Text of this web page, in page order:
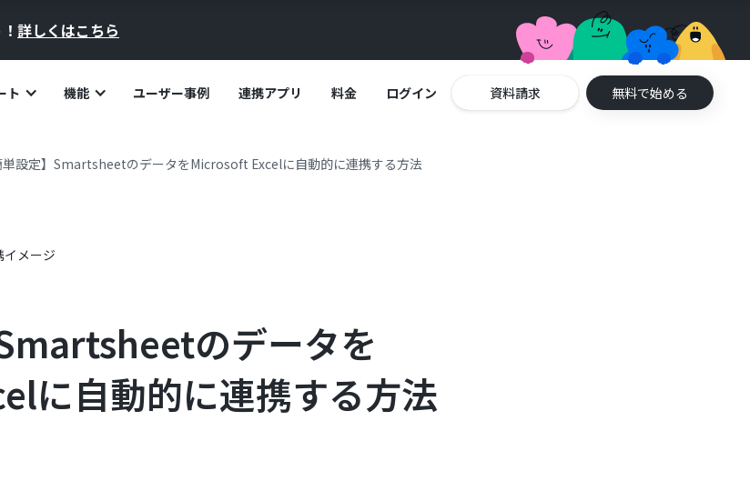
詳しくはこちら
ト 機能 ユーザー事例 連携アプリ 料金 ログイン 資料請求 無料で始める
単設定】SmartsheetのデータをMicrosoft Excelに自動的に連携する方法
のデータを
に自動的に連携する方法